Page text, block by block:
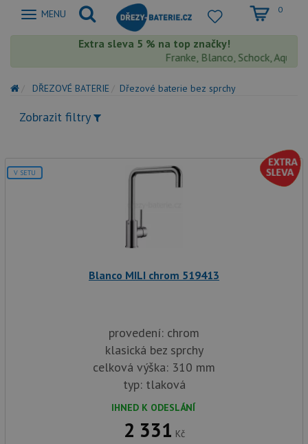
Zobrazit
MENU 0
Extra sleva 5 % na top značky!
Franke, Blanco, Schock,
DŘEZOVÉ BATERIE Dřezové baterie bez sprchy
Zobrazit filtry
V SETU
Blanco MILI chrom 519413
provedení: chrom
klasická bez sprchy
celková výška: 310 mm
typ: tlaková
IHNED K ODESLÁNÍ
2 331 Kč